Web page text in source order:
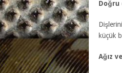
Doğru
küçük
Ağız